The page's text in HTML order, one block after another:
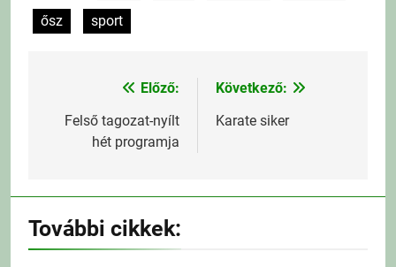
ősz
sport
Bejegyzés
navigáció
Előző:
Felső tagozat-nyílt
hét programja
Következő:
Karate siker
További cikkek: